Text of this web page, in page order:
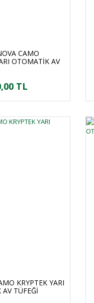
CAMO
OTOMATİK AV
TL
KRYPTEK YARI
TÜFEĞİ